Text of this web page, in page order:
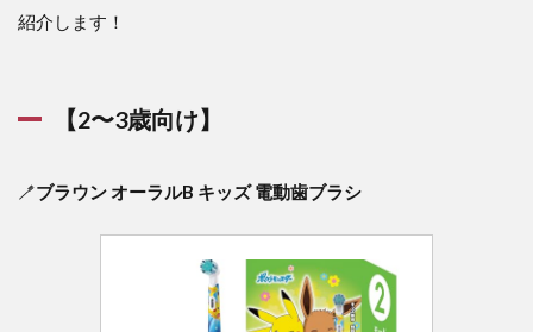
紹介します！
【2〜3歳向け】
🪥ブラウン オーラルB キッズ 電動歯ブラシ